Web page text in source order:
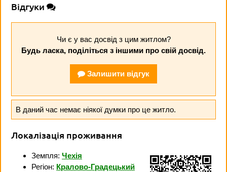
Відгуки
Чи є у вас досвід з цим житлом?
Будь ласка, поділіться з іншими про свій досвід.
Залишити відгук
В даний час немає ніякої думки про це житло.
Локалізація проживання
Земпля: Чехія
Регіон: Кралово-Градецький